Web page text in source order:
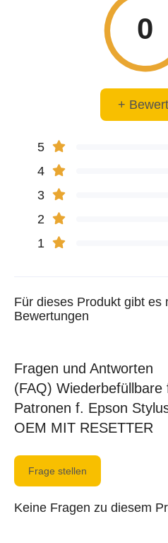
0
+
5
4
3
2
1
Für dieses Produkt gibt es
Bewertungen
Fragen und Antworten
(FAQ)
Patronen f. Epson
OEM MIT RESETTER
Frage stellen
Keine Fragen zu diesem